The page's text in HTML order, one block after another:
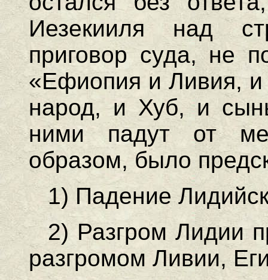
Иезекииля над
приговор суда, не
«Ефиопия и Ливия,
народ, и Хуб, и
ними падут от
образом, было
1) Падение
2) Разгром Лидии
разгромом Ливии,